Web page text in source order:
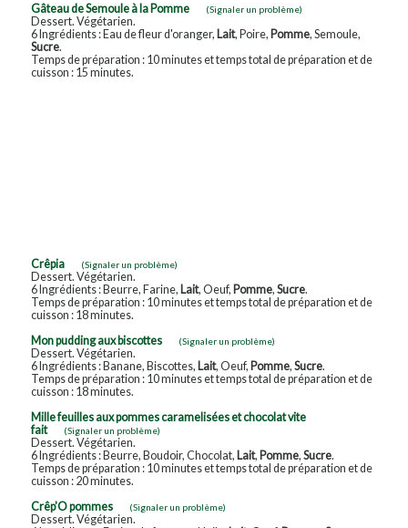
Gâteau de Semoule à la Pomme
(Signaler un problème)
Dessert. Végétarien.
6 Ingrédients : Eau de fleur d'oranger, Lait, Poire, Pomme, Semoule,
Sucre.
Temps de préparation : 10 minutes et temps total de préparation et de
cuisson : 15 minutes.
Crêpia (Signaler un problème)
Dessert. Végétarien.
6 Ingrédients : Beurre, Farine, Lait, Oeuf, Pomme, Sucre.
Temps de préparation : 10 minutes et temps total de préparation et de
cuisson : 18 minutes.
Mon pudding aux biscottes
(Signaler un problème)
Dessert. Végétarien.
6 Ingrédients : Banane, Biscottes, Lait, Oeuf, Pomme, Sucre.
Temps de préparation : 10 minutes et temps total de préparation et de
cuisson : 18 minutes.
Mille feuilles aux pommes caramelisées et chocolat vite
fait
(Signaler un problème)
Dessert. Végétarien.
6 Ingrédients : Beurre, Boudoir, Chocolat, Lait, Pomme, Sucre.
Temps de préparation : 10 minutes et temps total de préparation et de
cuisson : 20 minutes.
Crêp'O pommes
(Signaler un problème)
Dessert. Végétarien.